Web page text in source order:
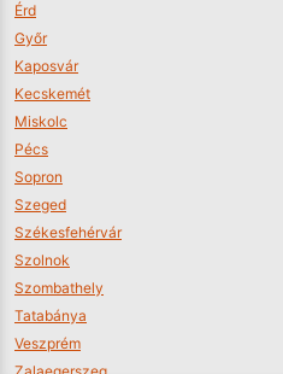
Érd
Győr
Kaposvár
Kecskemét
Miskolc
Pécs
Sopron
Szeged
Székesfehérvár
Szolnok
Szombathely
Tatabánya
Veszprém